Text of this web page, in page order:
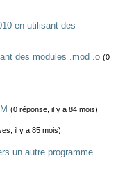
en utilisant des
des modules .mod .o (0
(0 réponse, il y a 84 mois)
il y a 85 mois)
un autre programme